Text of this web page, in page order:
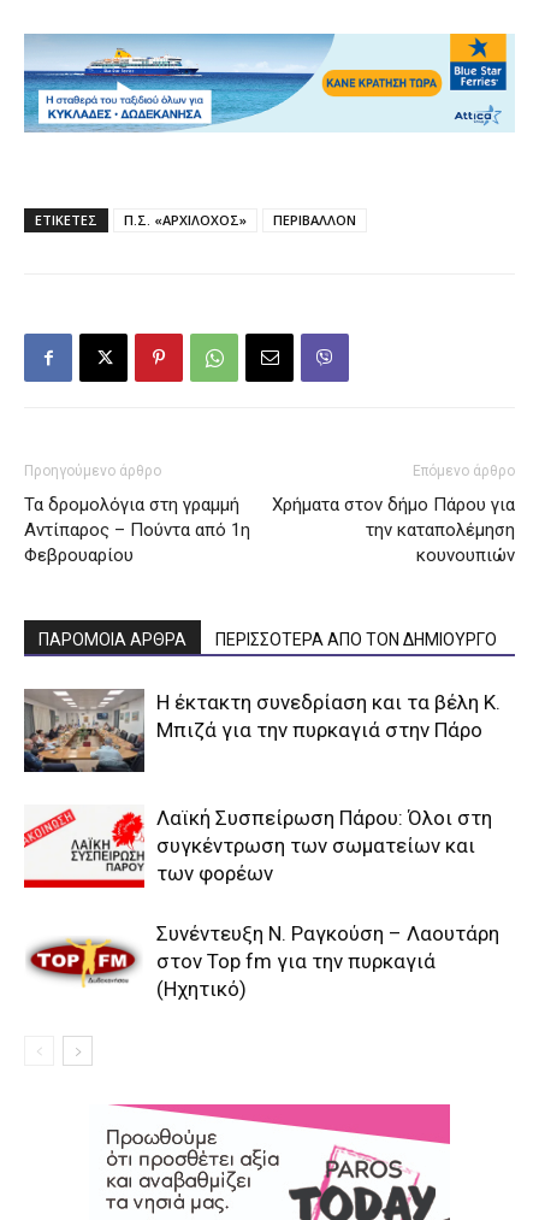
ΕΤΙΚΕΤΕΣ Π.Σ. «ΑΡΧΙΛΟΧΟΣ» ΠΕΡΙΒΑΛΛΟΝ
Προηγούμενο άρθρο
Τα δρομολόγια στη γραμμή
Αντίπαρος – Πούντα από 1η
Φεβρουαρίου
Επόμενο άρθρο
Χρήματα στον δήμο Πάρου για
την καταπολέμηση
κουνουπιών
ΠΑΡΟΜΟΙΑ ΑΡΘΡΑ ΠΕΡΙΣΣΟΤΕΡΑ ΑΠΟ ΤΟΝ ΔΗΜΙΟΥΡΓΟ
Η έκτακτη συνεδρίαση και τα βέλη Κ.
Μπιζά για την πυρκαγιά στην Πάρο
Λαϊκή Συσπείρωση Πάρου: Όλοι στη
συγκέντρωση των σωματείων και
των φορέων
Συνέντευξη Ν. Ραγκούση – Λαουτάρη
στον Top fm για την πυρκαγιά
(Ηχητικό)